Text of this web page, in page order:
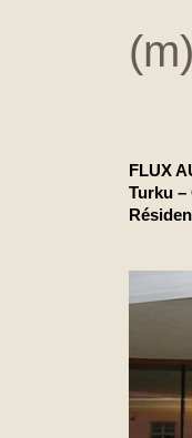
FLUX
Turku –